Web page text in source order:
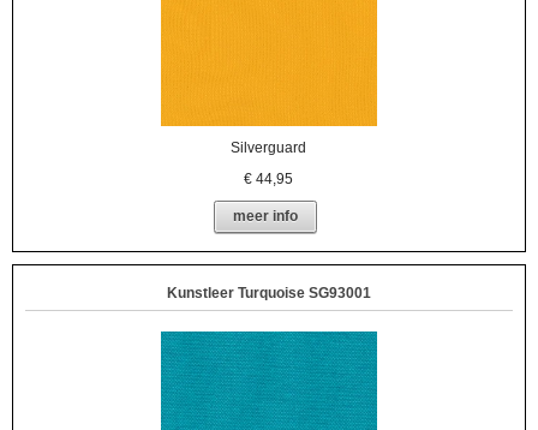
Silverguard
€44,95
meer info
Kunstleer Turquoise SG93001